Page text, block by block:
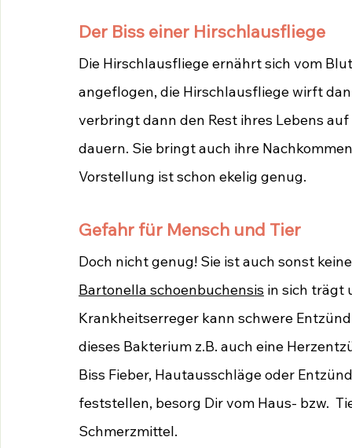
Der Biss einer Hirschlausfliege
Die Hirschlausfliege ernährt sich vom
angeflogen, die Hirschlausfliege wirft
verbringt dann den Rest ihres Lebens
dauern. Sie bringt auch ihre
Vorstellung ist schon ekelig genug.
Gefahr für Mensch und Tier
Doch nicht genug! Sie ist auch sonst
Bartonella schoenbuchensis in sich trägt
Krankheitserreger kann schwere
dieses Bakterium z.B. auch eine
Biss Fieber, Hautausschläge oder
feststellen, besorg Dir vom Haus- bzw.
Schmerzmittel.